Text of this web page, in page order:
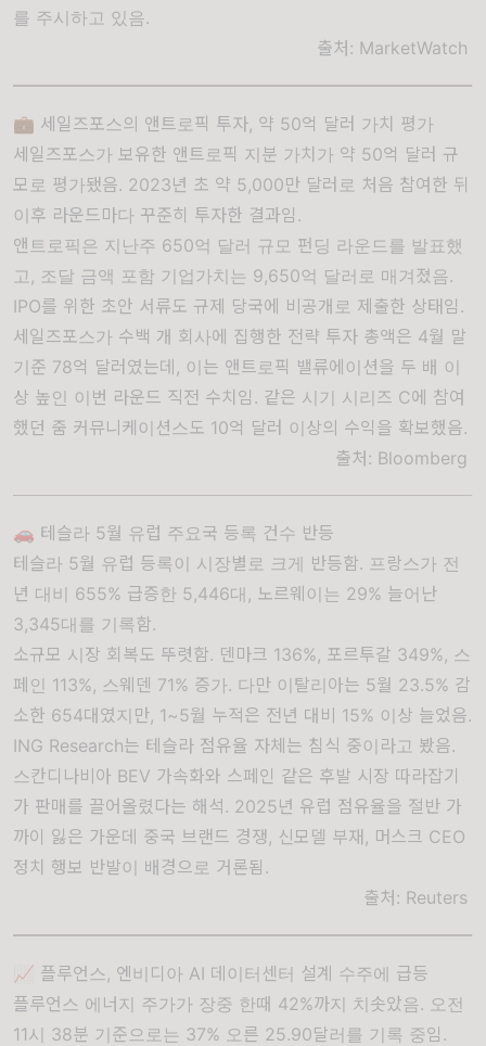
를 주시하고 있음.
출처: MarketWatch
💼 세일즈포스의 앤트로픽 투자, 약 50억 달러 가치 평가
세일즈포스가 보유한 앤트로픽 지분 가치가 약 50억 달러 규
모로 평가됐음. 2023년 초 약 5,000만 달러로 처음 참여한 뒤
이후 라운드마다 꾸준히 투자한 결과임.
앤트로픽은 지난주 650억 달러 규모 펀딩 라운드를 발표했
고, 조달 금액 포함 기업가치는 9,650억 달러로 매겨졌음.
IPO를 위한 초안 서류도 규제 당국에 비공개로 제출한 상태임.
세일즈포스가 수백 개 회사에 집행한 전략 투자 총액은 4월 말
기준 78억 달러였는데, 이는 앤트로픽 밸류에이션을 두 배 이
상 높인 이번 라운드 직전 수치임. 같은 시기 시리즈 C에 참여
했던 줌 커뮤니케이션스도 10억 달러 이상의 수익을 확보했음.
출처: Bloomberg
🚗 테슬라 5월 유럽 주요국 등록 건수 반등
테슬라 5월 유럽 등록이 시장별로 크게 반등함. 프랑스가 전
년 대비 655% 급증한 5,446대, 노르웨이는 29% 늘어난
3,345대를 기록함.
소규모 시장 회복도 뚜렷함. 덴마크 136%, 포르투갈 349%, 스
페인 113%, 스웨덴 71% 증가. 다만 이탈리아는 5월 23.5% 감
소한 654대였지만, 1~5월 누적은 전년 대비 15% 이상 늘었음.
ING Research는 테슬라 점유율 자체는 침식 중이라고 봤음.
스칸디나비아 BEV 가속화와 스페인 같은 후발 시장 따라잡기
가 판매를 끌어올렸다는 해석. 2025년 유럽 점유율을 절반 가
까이 잃은 가운데 중국 브랜드 경쟁, 신모델 부재, 머스크 CEO
정치 행보 반발이 배경으로 거론됨.
출처: Reuters
📈 플루언스, 엔비디아 AI 데이터센터 설계 수주에 급등
플루언스 에너지 주가가 장중 한때 42%까지 치솟았음. 오전
11시 38분 기준으로는 37% 오른 25.90달러를 기록 중임.